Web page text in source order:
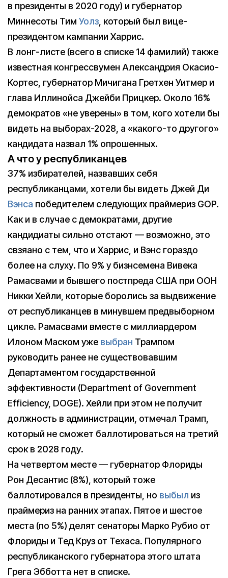
в президенты в 2020 году) и губернатор
Миннесоты Тим Уолз, который был вице-
президентом кампании Харрис.
В лонг-листе (всего в списке 14 фамилий) также
известная конгрессвумен Александрия Окасио-
Кортес, губернатор Мичигана Гретхен Уитмер и
глава Иллинойса Джейби Прицкер. Около 16%
демократов «не уверены» в том, кого хотели бы
видеть на выборах-2028, а «какого-то другого»
кандидата назвал 1% опрошенных.
А что у республиканцев
37% избирателей, назвавших себя
республиканцами, хотели бы видеть Джей Ди
Вэнса победителем следующих праймериз GOP.
Как и в случае с демократами, другие
кандидиаты сильно отстают — возможно, это
свзяано с тем, что и Харрис, и Вэнс гораздо
более на слуху. По 9% у бизнсемена Вивека
Рамасвами и бывшего постпреда США при ООН
Никки Хейли, которые боролись за выдвижение
от республиканцев в минувшем предвыборном
цикле. Рамасвами вместе с миллиардером
Илоном Маском уже выбран Трампом
руководить ранее не существовавшим
Департаментом государственной
эффективности (Department of Government
Efficiency, DOGE). Хейли при этом не получит
должность в администрации, отмечал Трамп,
который не сможет баллотироваться на третий
срок в 2028 году.
На четвертом месте — губернатор Флориды
Рон Десантис (8%), который тоже
баллотировался в президенты, но выбыл из
праймериз на ранних этапах. Пятое и шестое
места (по 5%) делят сенаторы Марко Рубио от
Флориды и Тед Круз от Техаса. Популярного
республиканского губернатора этого штата
Грега Эбботта нет в списке.